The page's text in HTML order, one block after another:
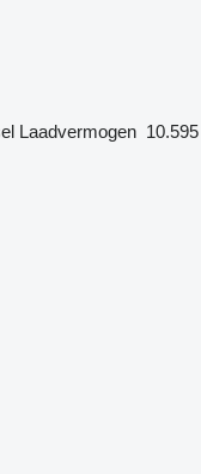
Laadvermogen 10.595